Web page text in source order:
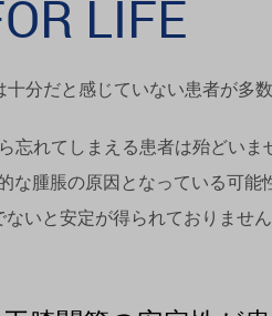
LIFE
分だと感じていない患者が多数
れてしまえる患者は殆どい
な腫脹の原因となっている可
いと安定が得られておりません